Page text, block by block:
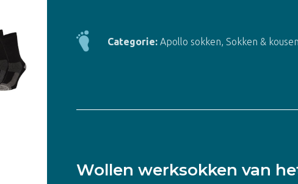
3
pack
Categorie: Apollo sokken, Sokken & kousen
Wollen werksokken van